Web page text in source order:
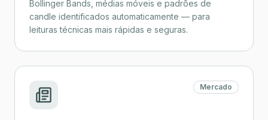
Bollinger Bands, médias móveis e padrões de
candle identificados automaticamente — para
leituras técnicas mais rápidas e seguras.
Mercado